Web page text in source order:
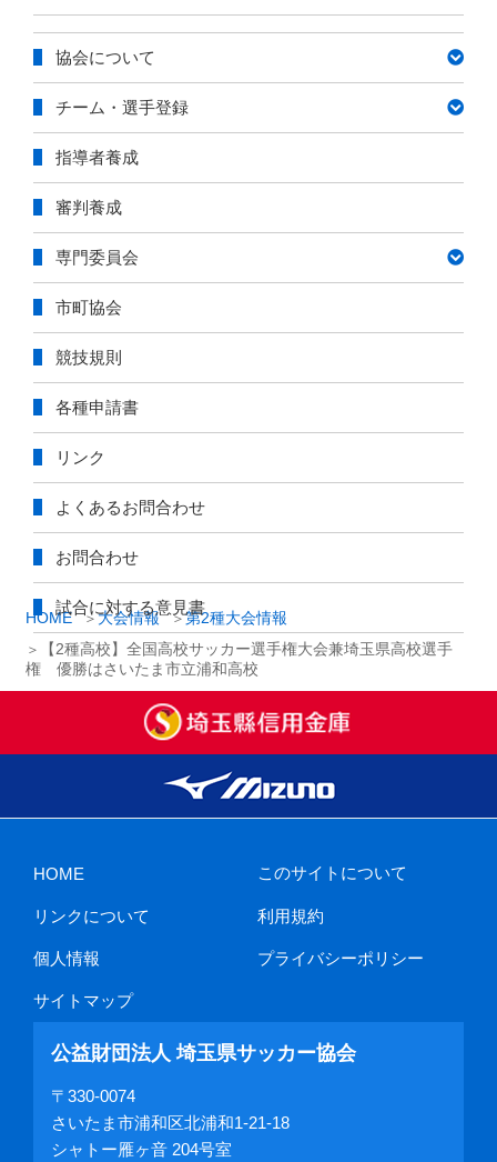
HOME 大会情報
第2種大会情報
【2種高校】全国高校サッカー選手権大会兼埼玉県高校選手
権 優勝はさいたま市立浦和高校
テ
リ
協会について
チーム・選手登録
指導者養成
審判養成
専門委員会
市町協会
競技規則
各種申請書
リンク
よくあるお問合わせ
お問合わせ
試合に対する意見書
HOME このサイトについて
リンクについて 利用規約
個人情報 プライバシーポリシー
サイトマップ
公益財団法人 埼玉県サッカー協会
〒330-0074
さいたま市浦和区北浦和1-21-18
シャトー雁ヶ音 204号室